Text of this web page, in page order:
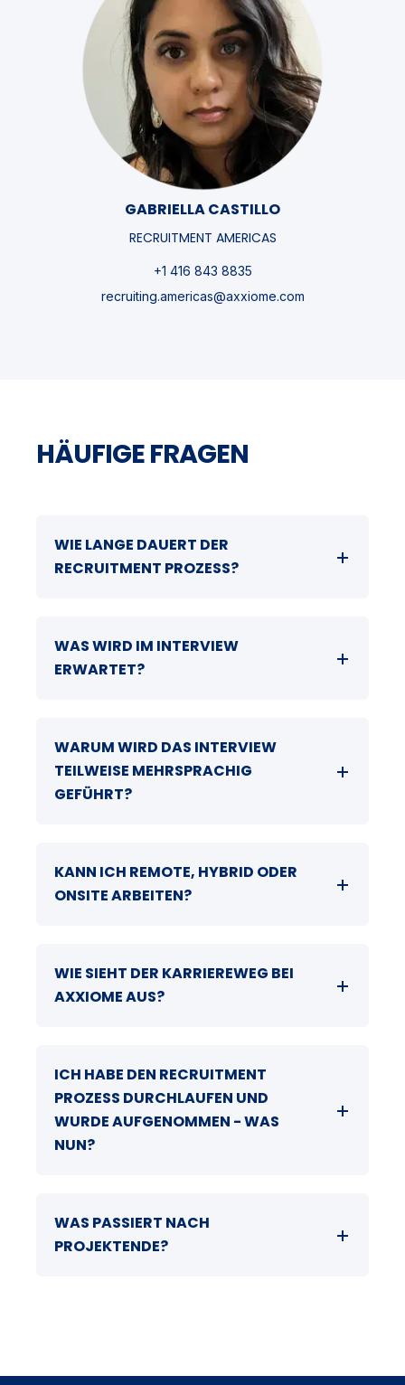
GABRIELLA CASTILLO
RECRUITMENT AMERICAS
+1 416 843 8835
recruiting.americas@axxiome.com
HÄUFIGE FRAGEN
WIE LANGE DAUERT DER
RECRUITMENT PROZESS?
WAS WIRD IM INTERVIEW
ERWARTET?
WARUM WIRD DAS INTERVIEW
TEILWEISE MEHRSPRACHIG
GEFÜHRT?
KANN ICH REMOTE, HYBRID ODER
ONSITE ARBEITEN?
WIE SIEHT DER KARRIEREWEG BEI
AXXIOME AUS?
ICH HABE DEN RECRUITMENT
PROZESS DURCHLAUFEN UND
WURDE AUFGENOMMEN - WAS
NUN?
WAS PASSIERT NACH
PROJEKTENDE?